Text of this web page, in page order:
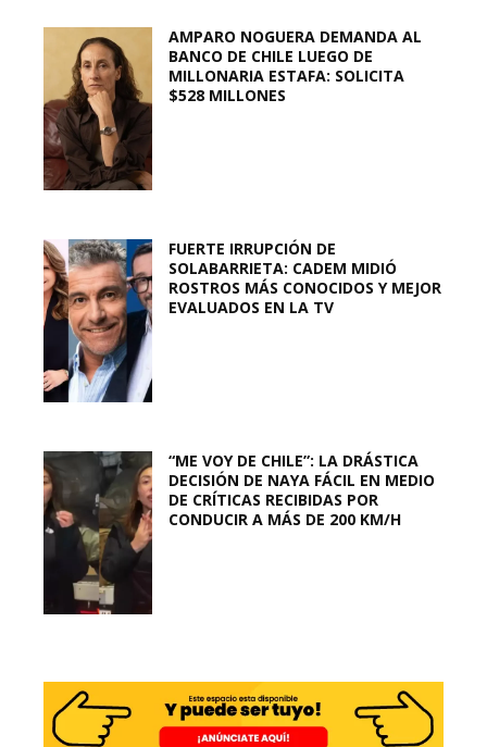
AMPARO NOGUERA DEMANDA AL
BANCO DE CHILE LUEGO DE
MILLONARIA ESTAFA: SOLICITA
$528 MILLONES
FUERTE IRRUPCIÓN DE
SOLABARRIETA: CADEM MIDIÓ
ROSTROS MÁS CONOCIDOS Y MEJOR
EVALUADOS EN LA TV
“ME VOY DE CHILE”: LA DRÁSTICA
DECISIÓN DE NAYA FÁCIL EN MEDIO
DE CRÍTICAS RECIBIDAS POR
CONDUCIR A MÁS DE 200 KM/H